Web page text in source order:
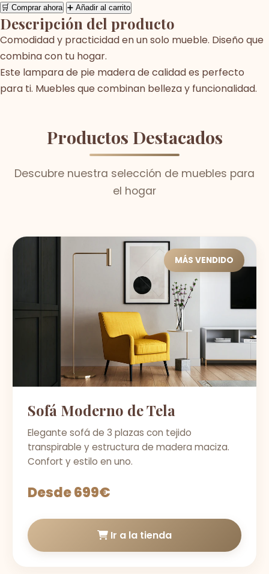
🛒 Comprar ahora ➕ Añadir al carrito
Descripción del producto
Comodidad y practicidad en un solo mueble. Diseño que
combina con tu hogar.
Este lampara de pie madera de calidad es perfecto
para ti. Muebles que combinan belleza y funcionalidad.
Productos Destacados
Descubre nuestra selección de muebles para
el hogar
MÁS VENDIDO
Sofá Moderno de Tela
Elegante sofá de 3 plazas con tejido
transpirable y estructura de madera maciza.
Confort y estilo en uno.
Desde 699€
Ir a la tienda